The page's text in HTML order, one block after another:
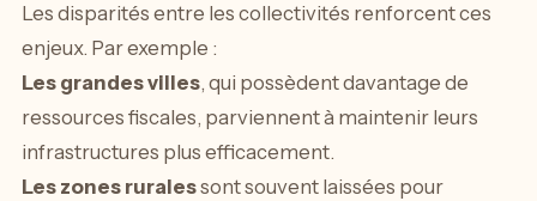
Les disparités entre les collectivités renforcent ces
enjeux. Par exemple :
Les grandes villes, qui possèdent davantage de
ressources fiscales, parviennent à maintenir leurs
infrastructures plus efficacement.
Les zones ruralessont souvent laissées pour